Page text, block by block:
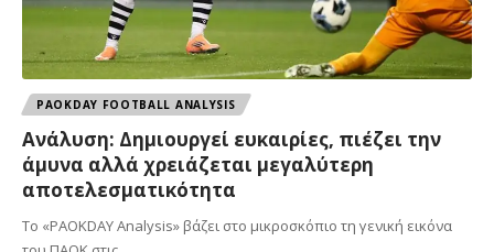
PAOKDAY FOOTBALL ANALYSIS
Ανάλυση: Δημιουργεί ευκαιρίες, πιέζει την
άμυνα αλλά χρειάζεται μεγαλύτερη
αποτελεσματικότητα
Το «PAOKDAY Analysis» βάζει στο μικροσκόπιο τη γενική εικόνα